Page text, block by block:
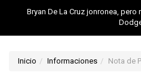
Bryan De La Cruz jonronea,
Inicio Informaciones Nota de